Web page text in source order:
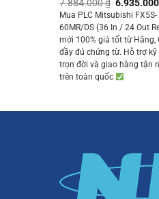
7.884.000₫
price
was:
Mua PLC Mitsubishi FX5S-
60MR/DS (36 In / 24 Out
mới 100% giá tốt từ Hãng,
đầy đủ chứng từ. Hỗ trợ
trọn đời và giao hàng tận
trên toàn quốc